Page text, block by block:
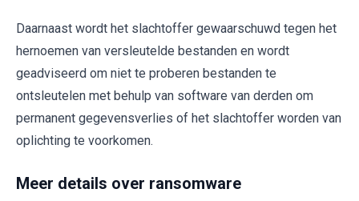
Daarnaast wordt het slachtoffer gewaarschuwd tegen het
hernoemen van versleutelde bestanden en wordt
geadviseerd om niet te proberen bestanden te
ontsleutelen met behulp van software van derden om
permanent gegevensverlies of het slachtoffer worden van
oplichting te voorkomen.
Meer details over ransomware